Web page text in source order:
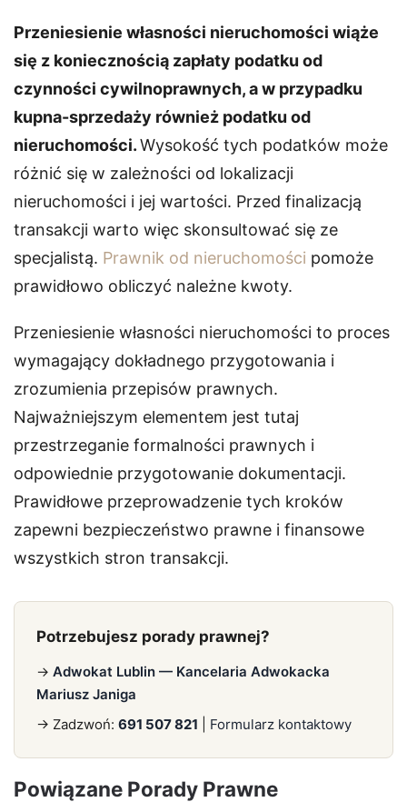
Przeniesienie własności nieruchomości wiąże
się z koniecznością zapłaty podatku od
czynności cywilnoprawnych, a w przypadku
kupna-sprzedaży również podatku od
nieruchomości.Wysokość tych podatków może
różnić się w zależności od lokalizacji
nieruchomości i jej wartości. Przed finalizacją
transakcji warto więc skonsultować się ze
specjalistą. Prawnik od nieruchomości pomoże
prawidłowo obliczyć należne kwoty.
Przeniesienie własności nieruchomości to proces
wymagający dokładnego przygotowania i
zrozumienia przepisów prawnych.
Najważniejszym elementem jest tutaj
przestrzeganie formalności prawnych i
odpowiednie przygotowanie dokumentacji.
Prawidłowe przeprowadzenie tych kroków
zapewni bezpieczeństwo prawne i finansowe
wszystkich stron transakcji.
Potrzebujesz porady prawnej?
→ Adwokat Lublin — Kancelaria Adwokacka
Mariusz Janiga
→ Zadzwoń: 691 507 821 Formularz kontaktowy
Powiązane Porady Prawne